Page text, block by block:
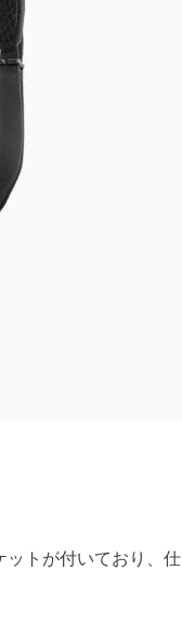
ットが付いており、仕